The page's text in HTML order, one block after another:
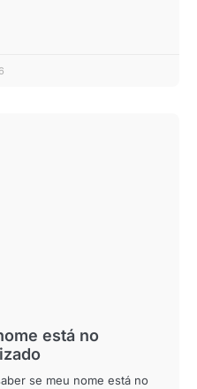
está no
se meu nome está no